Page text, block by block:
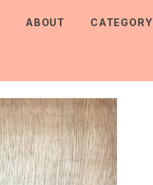
ABOUT CATEGORY